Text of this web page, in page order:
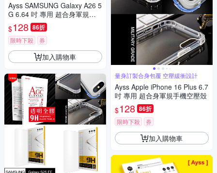
Ayss SAMSUNG Galaxy A26 5
G 6.64 吋 專用 超合身軍規手
機空壓殼
$128 86折
限時下殺 券
加入購物車
量身訂製合身包覆 空壓緩衝設計
Ayss Apple iPhone 16 Plus 6.7
吋 專用 超合身軍規手機空壓殼
$128 86折
限時下殺 券
加入購物車